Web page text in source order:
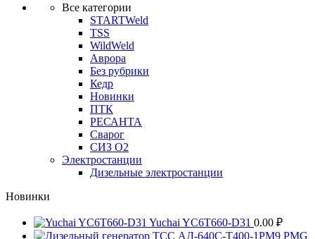
Все категории
STARTWeld
TSS
WildWeld
Аврора
Без рубрики
Кедр
Новинки
ПТК
РЕСАНТА
Сварог
СИЗ О2
Электростанции
Дизельные электростанции
Новинки
Yuchai YC6T660-D31 0.00 ₽